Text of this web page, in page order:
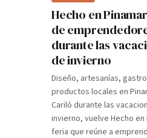
Hecho en
de
durante las
de invierno
Diseño, artesanías,
productos locales en
Cariló durante las
invierno, vuelve Hecho en
feria que reúne a